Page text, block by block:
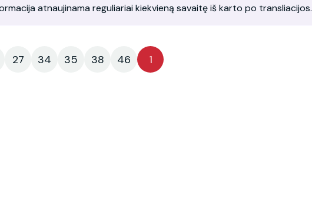
atnaujinama reguliariai kiekvieną savaitę iš karto po transliacijos.
27 34 35 38 46 1